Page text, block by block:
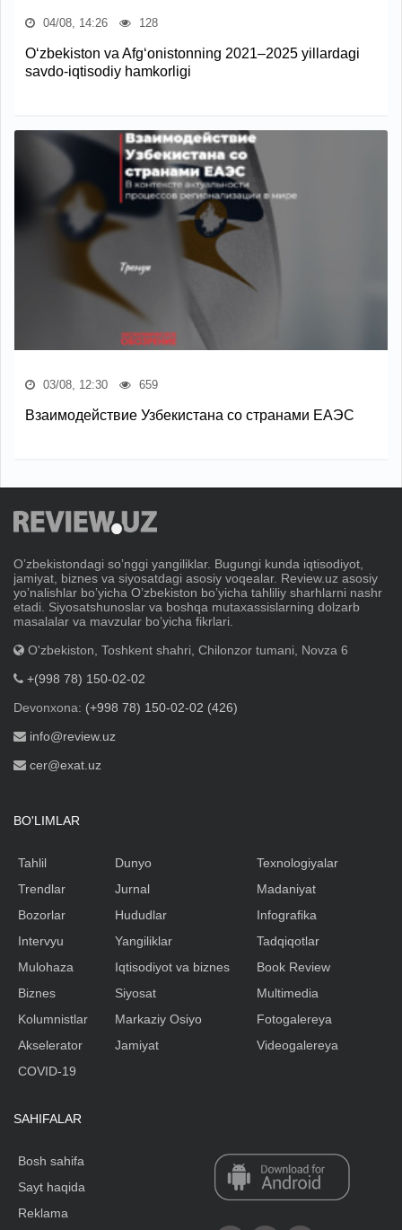
04/08, 14:26 128
O‘zbekiston va Afg‘onistonning 2021–2025 yillardagi
savdo-iqtisodiy hamkorligi
03/08, 12:30 659
Взаимодействие Узбекистана со странами ЕАЭС
Oʼzbekistondagi soʼnggi yangiliklar. Bugungi kunda iqtisodiyot,
jamiyat, biznes va siyosatdagi asosiy voqealar. Review.uz asosiy
yoʼnalishlar boʼyicha Oʼzbekiston boʼyicha tahliliy sharhlarni nashr
etadi. Siyosatshunoslar va boshqa mutaxassislarning dolzarb
masalalar va mavzular boʼyicha fikrlari.
O'zbekiston, Toshkent shahri, Chilonzor tumani, Novza 6
+(998 78) 150-02-02
Devonxona: (+998 78) 150-02-02 (426)
info@review.uz
cer@exat.uz
BO'LIMLAR
Tahlil
Trendlar
Bozorlar
Intervyu
Mulohaza
Biznes
Kolumnistlar
Akselerator
Dunyo
Jurnal
Hududlar
Yangiliklar
Iqtisodiyot va biznes
Siyosat
Markaziy Osiyo
Jamiyat
Texnologiyalar
Madaniyat
Infografika
Tadqiqotlar
Book Review
Multimedia
Fotogalereya
Videogalereya
COVID-19
SAHIFALAR
Bosh sahifa
Sayt haqida
Reklama